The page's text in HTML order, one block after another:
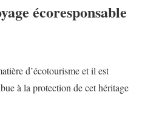
écoresponsable
d’écotourisme et il est
à la protection de cet héritage